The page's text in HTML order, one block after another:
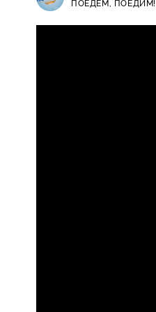
ПОЕДЕМ, ПОЕДИМ!